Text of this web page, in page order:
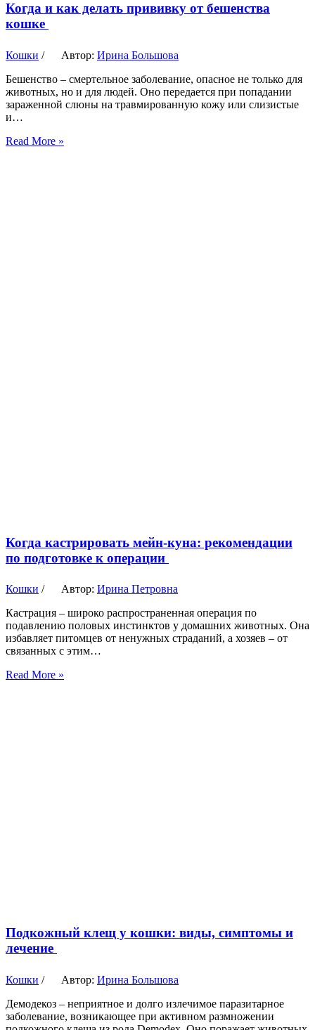
Когда и как делать прививку от бешенства
кошке
Кошки / Автор: Ирина Большова
Бешенство – смертельное заболевание, опасное не только для
животных, но и для людей. Оно передается при попадании
зараженной слюны на травмированную кожу или слизистые
и…
Read More »
Когда кастрировать мейн-куна: рекомендации
по подготовке к операции
Кошки / Автор: Ирина Петровна
Кастрация – широко распространенная операция по
подавлению половых инстинктов у домашних животных. Она
избавляет питомцев от ненужных страданий, а хозяев – от
связанных с этим…
Read More »
Подкожный клещ у кошки: виды, симптомы и
лечение
Кошки / Автор: Ирина Большова
Демодекоз – неприятное и долго излечимое паразитарное
заболевание, возникающее при активном размножении